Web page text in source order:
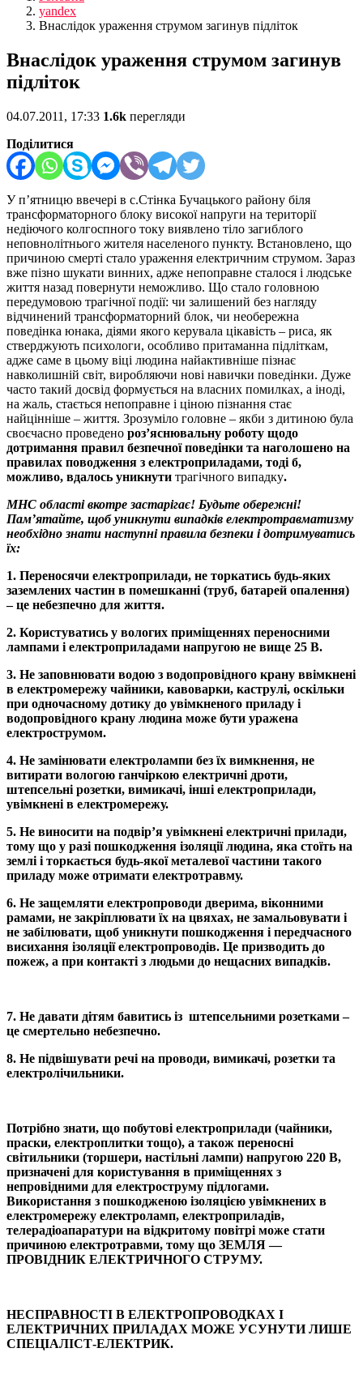
yandex
Внаслідок ураження струмом загинув підліток
Внаслідок ураження струмом загинув
підліток
04.07.2011, 17:33 1.6k перегляди
Поділитися
У п’ятницю ввечері в с.Стінка Бучацького району біля
трансформаторного блоку високої напруги на території
недіючого колгоспного току виявлено тіло загиблого
неповнолітнього жителя населеного пункту. Встановлено, що
причиною смерті стало ураження електричним струмом. Зараз
вже пізно шукати винних, адже непоправне сталося і людське
життя назад повернути неможливо. Що стало головною
передумовою трагічної події: чи залишений без нагляду
відчинений трансформаторний блок, чи необережна
поведінка юнака, діями якого керувала цікавість – риса, як
стверджують психологи, особливо притаманна підліткам,
адже саме в цьому віці людина найактивніше пізнає
навколишній світ, виробляючи нові навички поведінки. Дуже
часто такий досвід формується на власних помилках, а іноді,
на жаль, стається непоправне і ціною пізнання стає
найцінніше – життя. Зрозуміло головне – якби з дитиною була
своєчасно проведено роз’яснювальну роботу щодо
дотримання правил безпечної поведінки та наголошено на
правилах поводження з електроприладами, тоді б,
можливо, вдалось уникнути трагічного випадку.
МНС області вкотре застарігає! Будьте обережні!
Пам’ятайте, щоб уникнути випадків електротравматизму
необхідно знати наступні правила безпеки і дотримуватись
їх:
1. Переносячи електроприлади, не торкатись будь-яких
заземлених частин в помешканні (труб, батарей опалення)
– це небезпечно для життя.
2. Користуватись у вологих приміщеннях переносними
лампами і електроприладами напругою не вище 25 В.
3. Не заповнювати водою з водопровідного крану ввімкнені
в електромережу чайники, кавоварки, каструлі, оскільки
при одночасному дотику до увімкненого приладу і
водопровідного крану людина може бути уражена
електрострумом.
4. Не замінювати електролампи без їх вимкнення, не
витирати вологою ганчіркою електричні дроти,
штепсельні розетки, вимикачі, інші електроприлади,
увімкнені в електромережу.
5. Не виносити на подвір’я увімкнені електричні прилади,
тому що у разі пошкодження ізоляції людина, яка стоїть на
землі і торкається будь-якої металевої частини такого
приладу може отримати електротравму.
6. Не защемляти електропроводи дверима, віконними
рамами, не закріплювати їх на цвяхах, не замальовувати і
не забілювати, щоб уникнути пошкодження і передчасного
висихання ізоляції електропроводів. Це призводить до
пожеж, а при контакті з людьми до нещасних випадків.
7. Не давати дітям бавитись із штепсельними розетками –
це смертельно небезпечно.
8. Не підвішувати речі на проводи, вимикачі, розетки та
електролічильники.
Потрібно знати, що побутові електроприлади (чайники,
праски, електроплитки тощо), а також переносні
світильники (торшери, настільні лампи) напругою 220 В,
призначені для користування в приміщеннях з
непровідними для електроструму підлогами.
Використання з пошкодженою ізоляцією увімкнених в
електромережу електроламп, електроприладів,
телерадіоапаратури на відкритому повітрі може стати
причиною електротравми, тому що ЗЕМЛЯ —
ПРОВІДНИК ЕЛЕКТРИЧНОГО СТРУМУ.
НЕСПРАВНОСТІ В ЕЛЕКТРОПРОВОДКАХ І
ЕЛЕКТРИЧНИХ ПРИЛАДАХ МОЖЕ УСУНУТИ ЛИШЕ
СПЕЦІАЛІСТ-ЕЛЕКТРИК.